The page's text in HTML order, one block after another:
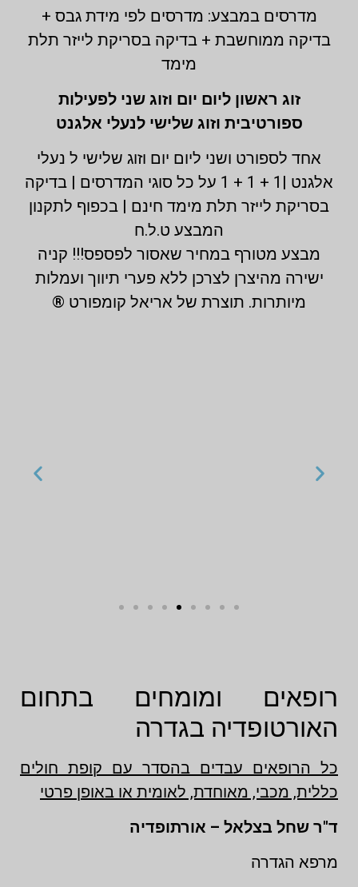
מדרסים במבצע: מדרסים לפי מידת גבס +
בדיקה ממוחשבת + בדיקה בסריקת לייזר תלת
מימד
זוג ראשון ליום יום וזוג שני לפעילות
ספורטיבית וזוג שלישי לנעלי אלגנט
אחד לספורט ושני ליום יום וזוג שלישי ל נעלי
אלגנט |1 + 1 + 1 על כל סוגי המדרסים | בדיקה
בסריקת לייזר תלת מימד חינם | בכפוף לתקנון
המבצע ט.ל.ח
מבצע מטורף במחיר שאסור לפספס!!! קניה
ישירה מהיצרן לצרכן ללא פערי תיווך ועמלות
מיותרות. תוצרת של אריאל קומפורט ®
רופאים ומומחים בתחום
האורטופדיה בגדרה
כל הרופאים עבדים בהסדר עם קופת חולים
כללית, מכבי, מאוחדת, לאומית או באופן פרטי
ד"ר שחל בצלאל – אורתופדיה
מרפא הגדרה